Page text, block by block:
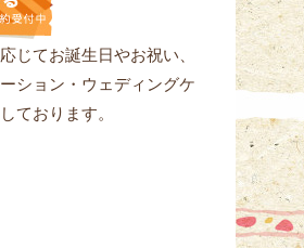
じてお誕生日やお祝い、
ション・ウェディングケ
ております。